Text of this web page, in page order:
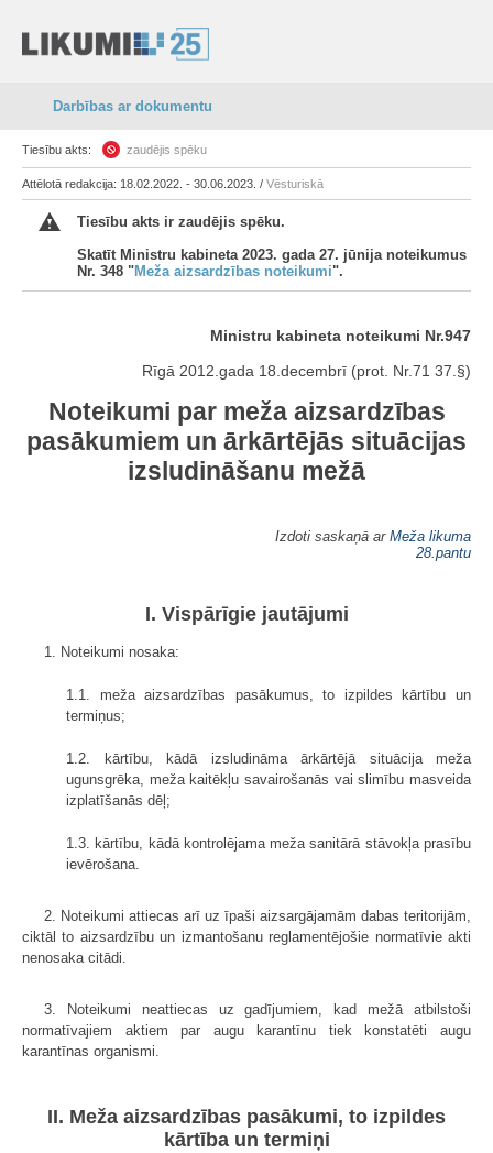
Darbības ar dokumentu
Tiesību akts: zaudējis spēku
Attēlotā redakcija: 18.02.2022. - 30.06.2023. / Vēsturiskā
Tiesību akts ir zaudējis spēku.
Skatīt Ministru kabineta 2023. gada 27. jūnija noteikumus
Nr. 348 "Meža aizsardzības noteikumi".
Ministru kabineta noteikumi Nr.947
Rīgā 2012.gada 18.decembrī (prot. Nr.71 37.§)
Noteikumi par meža aizsardzības
pasākumiem un ārkārtējās situācijas
izsludināšanu mežā
Izdoti saskaņā ar Meža likuma
28.pantu
I. Vispārīgie jautājumi
1. Noteikumi nosaka:
1.1. meža aizsardzības pasākumus, to izpildes kārtību un
termiņus;
1.2. kārtību, kādā izsludināma ārkārtējā situācija meža
ugunsgrēka, meža kaitēkļu savairošanās vai slimību masveida
izplatīšanās dēļ;
1.3. kārtību, kādā kontrolējama meža sanitārā stāvokļa prasību
ievērošana.
2. Noteikumi attiecas arī uz īpaši aizsargājamām dabas teritorijām,
ciktāl to aizsardzību un izmantošanu reglamentējošie normatīvie akti
nenosaka citādi.
3. Noteikumi neattiecas uz gadījumiem, kad mežā atbilstoši
normatīvajiem aktiem par augu karantīnu tiek konstatēti augu
karantīnas organismi.
II. Meža aizsardzības pasākumi, to izpildes
kārtība un termiņi